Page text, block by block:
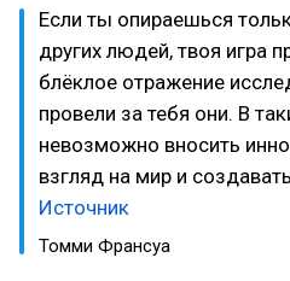
Если ты опираешься
других людей, твоя игра
блёклое отражение
провели за тебя они. В
невозможно вносить
взгляд на мир и
Источник
Томми Франсуа